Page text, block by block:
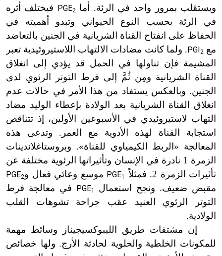
ويستقلب بمرور واحد في الرئة. أما
PGE2
فيختلف أثره
في الرئة بحسب النوع الحيواني وتبدو أهميته في
الحفاظ على انفتاح القناة الشريانية في الجنين بالتعاضد
مع
PGI 2
. ولما كانت مضادات الالتهاب اللاستيروئيدية تعبر
المشيمة فإن تناولها في الحمل قد يؤدي إلى انغلاق
القناة الشريانية ومِن ثُمَّ إلى فرط التوتر الرئوي لدى
الجنين. وبالعكس يستفاد من هذا الأمر في حالات عدم
انغلاق القناة الشريانية بعد الولادة بإعطاء الوليد مضاد
التهاب لاستيروئيدي في الأسبوعين الأولين، إذ تتناقص
استجابة القناة لهذه الأدوية مع العمر. وتدعى هذه
المعالجة «الربط الكيمياوي للقناة». وبروستاغلاندينات
الزمرة 1 نادرة في الإنسان وتأثيراتها الرئوية مختلفة عن
تأثيرات الزمرة 2. فمثلاً
PGE1 موسع وعائي فعال و PGE2
مقبض ضعيف. ونجح استعمال PGE1
في معالجة فرط
التوتر الرئوي العنيد عقب جراحة تشوهات القلب
الولادية.
إن مشتقات طريق الليبوكسيجيناز وسائط مهمة
للمكونات الخلطية والخلوية لحادثة الأرج. ولها خصائص